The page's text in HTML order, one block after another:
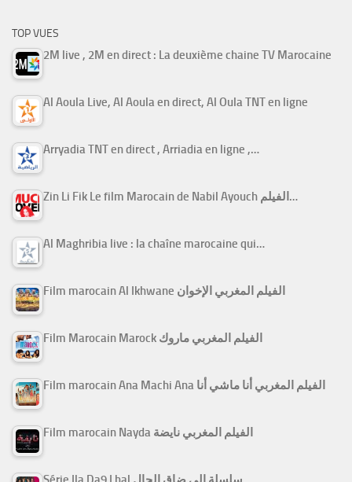
TOP VUES
2M live , 2M en direct : La deuxième chaine TV Marocaine
Al Aoula Live, Al Aoula en direct, Al Oula TNT en ligne
Arryadia TNT en direct , Arriadia en ligne ,…
Zin Li Fik Le film Marocain de Nabil Ayouch الفيلم…
Al Maghribia live : la chaîne marocaine qui…
Film marocain Al Ikhwane الفيلم المغربي الإخوان
Film Marocain Marock الفيلم المغربي ماروك
Film marocain Ana Machi Ana الفيلم المغربي أنا ماشي أنا
Film marocain Nayda الفيلم المغربي نايضة